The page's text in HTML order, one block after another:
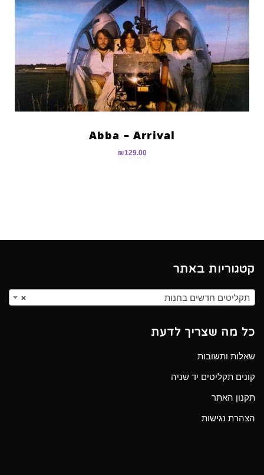
Abba – Arrival
₪129.00
קטגוריות באתר
× תקליטים חדשים בחנות
כל מה שצריך לדעת
שאלות ותשובות
קונים תקליטים יד שניה
תקנון האתר
הצהרת נגישות